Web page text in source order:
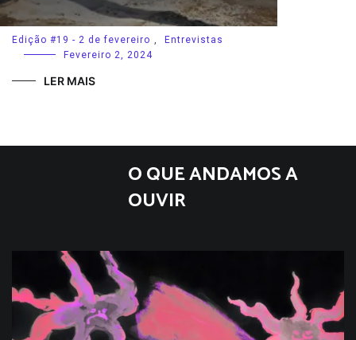
Edição #19 - 2 de fevereiro ,
Entrevistas
Fevereiro 2, 2024
LER MAIS
O QUE ANDAMOS A
OUVIR